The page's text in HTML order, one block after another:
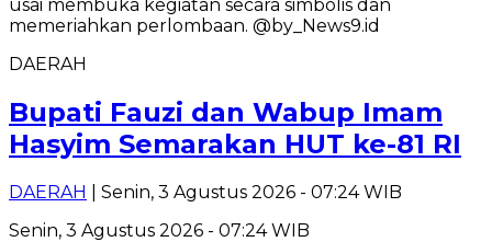
DAERAH
Bupati Fauzi dan Wabup Imam
Hasyim Semarakan HUT ke-81 RI
DAERAH
| Senin, 3 Agustus 2026 - 07:24 WIB
Senin, 3 Agustus 2026 - 07:24 WIB